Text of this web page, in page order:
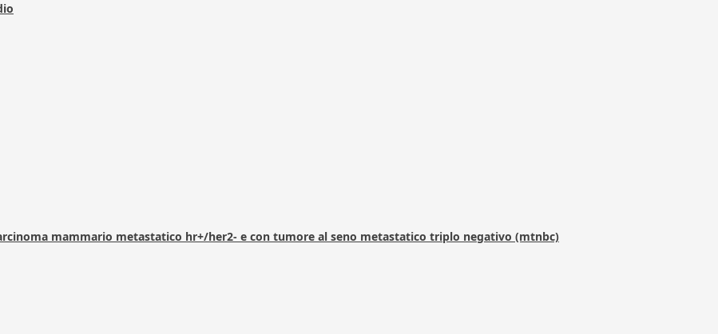
mammario metastatico hr+/her2- e con tumore al seno metastatico triplo negativo (mtnbc)